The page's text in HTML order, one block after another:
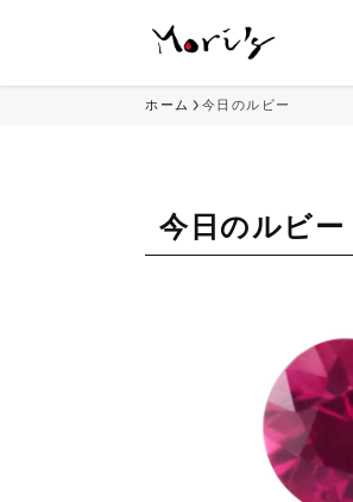
ホーム 今日のルビー
今日のルビー